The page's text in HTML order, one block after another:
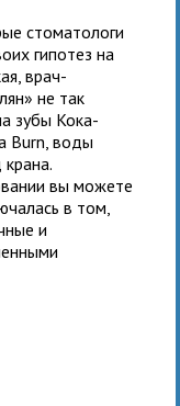
стоматологи
гипотез на
врач-
не так
зубы Кока-
Burn, воды
вы можете
в том,
и